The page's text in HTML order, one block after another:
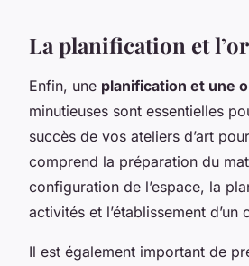
La planification et
Enfin, une planification et une
minutieuses sont essentielles
succès de vos ateliers d’art
comprend la préparation du
configuration de l’espace, la
activités et l’établissement d’un
Il est également important de